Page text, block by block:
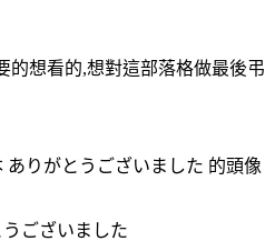
的想看的,想對這部落格做最後
ございました